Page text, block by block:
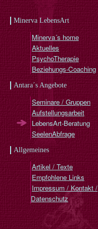
Minerva LebensArt
Minerva´s home
Aktuelles
PsychoTherapie
Beziehungs-Coaching
Antara´s Angebote
Seminare / Gruppen
Aufstellungsarbeit
LebensArt-Beratung
SeelenAbfrage
Allgemeines
Artikel / Texte
Empfohlene Links
Impressum / Kontakt /
Datenschutz